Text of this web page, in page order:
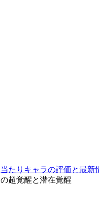
たりキャラの評価と最新
超覚醒と潜在覚醒